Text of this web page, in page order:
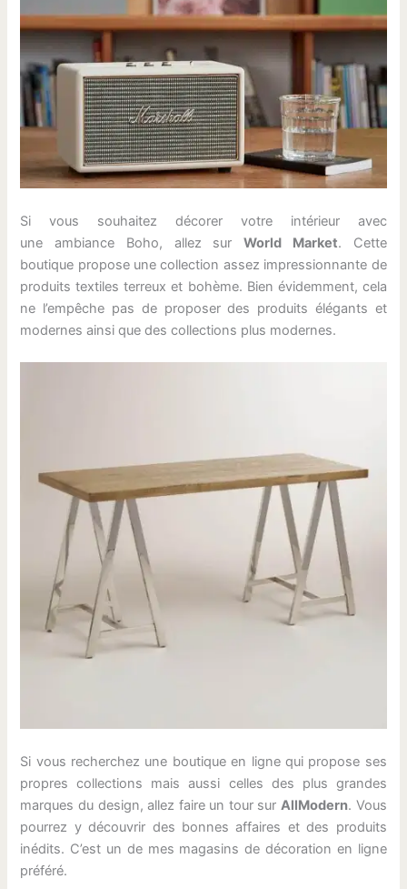
Si vous souhaitez décorer votre intérieur avec
une ambiance Boho, allez surWorld Market. Cette
boutique propose une collection assez impressionnante de
produits textiles terreux et bohème. Bien évidemment, cela
ne l’empêche pas de proposer des produits élégants et
modernes ainsi que des collections plus modernes.
Si vous recherchez une boutique en ligne qui propose ses
propres collections mais aussi celles des plus grandes
marques du design, allez faire un tour sur AllModern. Vous
pourrez y découvrir des bonnes affaires et des produits
inédits. C’est un de mes magasins de décoration en ligne
préféré.